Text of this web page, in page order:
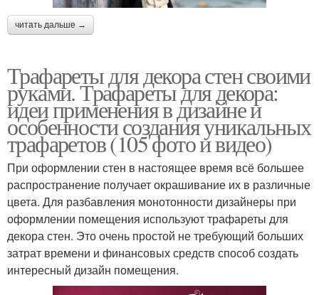
читать дальше →
Трафареты для декора стен своими
руками. Трафареты для декора:
идеи применения в дизайне и
особенности создания уникальных
трафаретов (105 фото и видео)
При оформлении стен в настоящее время всё большее
распространение получает окрашивание их в различные
цвета. Для разбавления монотонности дизайнеры при
оформлении помещения используют трафареты для
декора стен. Это очень простой не требующий больших
затрат времени и финансовых средств способ создать
интересный дизайн помещения.